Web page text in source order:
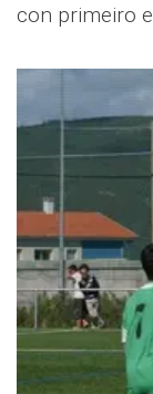
con primeiro